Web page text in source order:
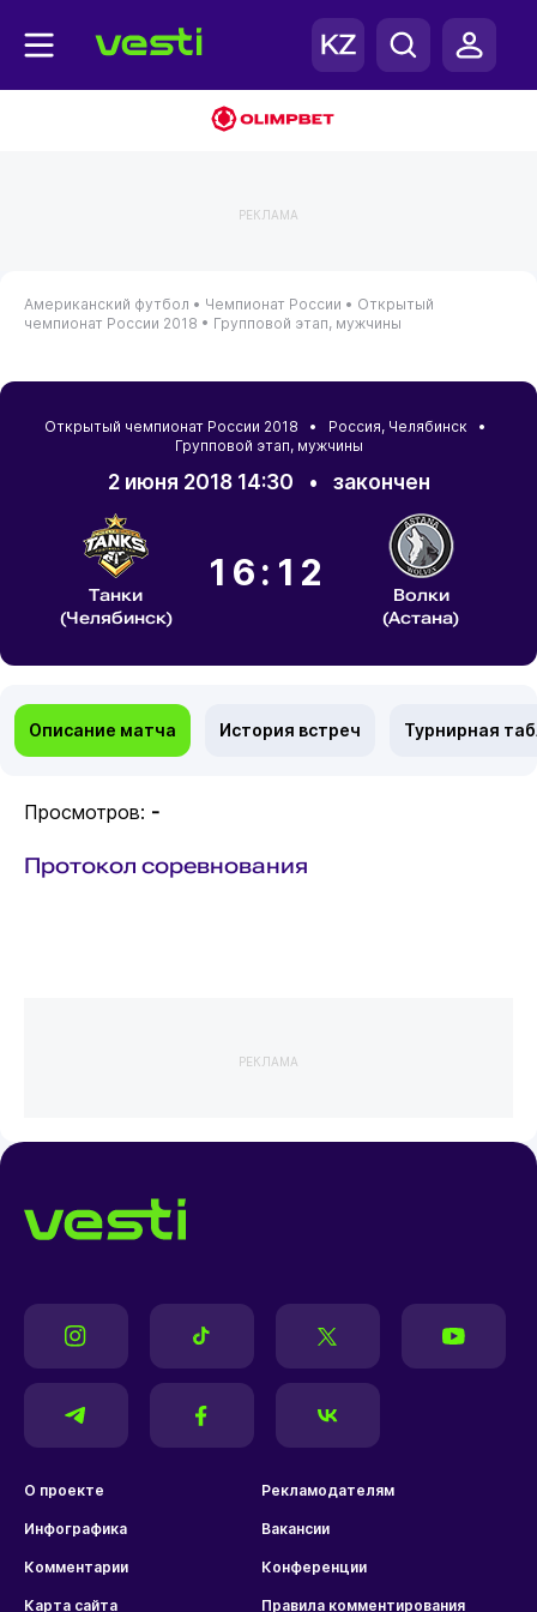
РЕКЛАМА
Американский футбол • Чемпионат России • Открытый
чемпионат России 2018 • Групповой этап, мужчины
Открытый чемпионат России 2018 • Россия, Челябинск •
Групповой этап, мужчины
2 июня 2018 14:30 • закончен
Танки
(Челябинск)
16:12
Волки
(Астана)
Описание матча История встреч Турнирная
Просмотров: -
Протокол соревнования
РЕКЛАМА
О проекте Рекламодателям
Инфографика Вакансии
Комментарии Конференции
Карта сайта Правила комментирования